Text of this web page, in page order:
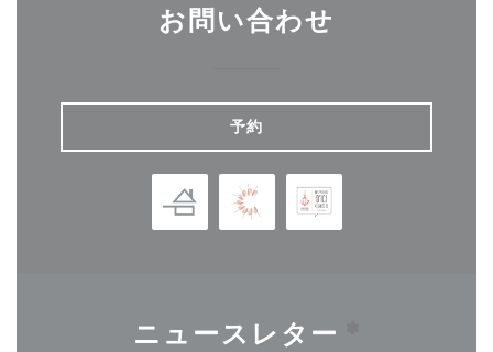
お問い合わせ
予約
ニュースレター